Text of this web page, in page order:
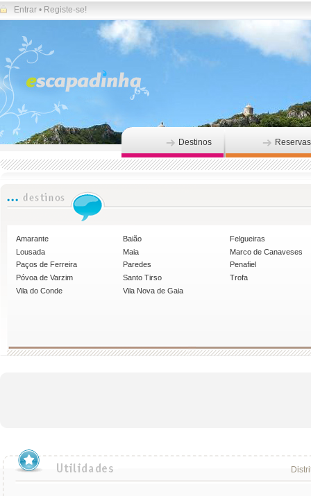
Entrar • Registe-se!
Destinos Reservas
Amarante Baião
Felgueiras
Lousada
Maia
Marco de Canaveses
Paços de Ferreira
Paredes
Penafiel
Póvoa de Varzim
Santo Tirso
Trofa
Vila do Conde
Vila Nova de Gaia